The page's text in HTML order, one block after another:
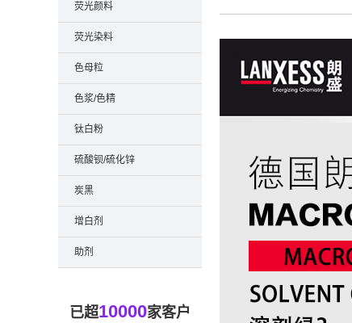
荧光颜料
荧光染料
色母粒
色浆/色精
钛白粉
硫酸钡/硫化锌
炭黑
增白剂
助剂
已超10000家客户